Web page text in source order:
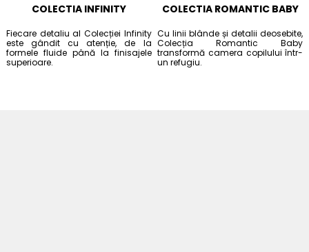
COLECTIA INFINITY
Fiecare detaliu al Colecției Infinity
este gândit cu atenție, de la
formele fluide până la finisajele
superioare.
COLECTIA ROMANTIC BABY
Cu linii blânde și detalii deosebite,
Colecția Romantic Baby
transformă camera copilului într-
un refugiu.